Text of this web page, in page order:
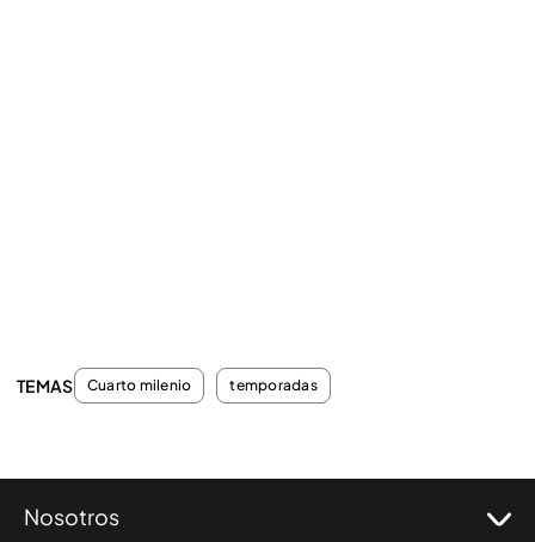
TEMAS Cuarto milenio temporadas
Nosotros